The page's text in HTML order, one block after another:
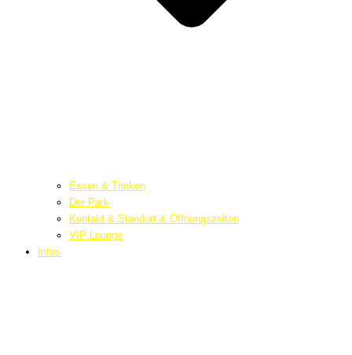
Essen & Trinken
Der Park
Kontakt & Standort & Öffnungszeiten
VIP Lounge
Infos